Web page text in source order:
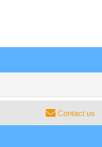
Contact us